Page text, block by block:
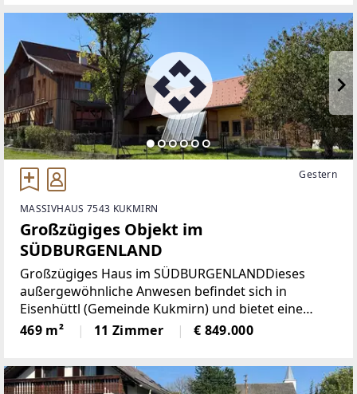
Gestern
MASSIVHAUS 7543 KUKMIRN
Großzügiges Objekt im
SÜDBURGENLAND
Großzügiges Haus im SÜDBURGENLANDDieses
außergewöhnliche Anwesen befindet sich in
Eisenhüttl (Gemeinde Kukmirn) und bietet eine
beeindruckende Kombination aus Wohnkomfort,
modernisierter Ausstattung und großzügigen
469 m² 11 Zimmer € 849.000